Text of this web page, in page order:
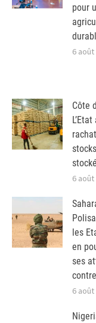
pour
6 août
Côte
6 août
les
en
ses
6 août